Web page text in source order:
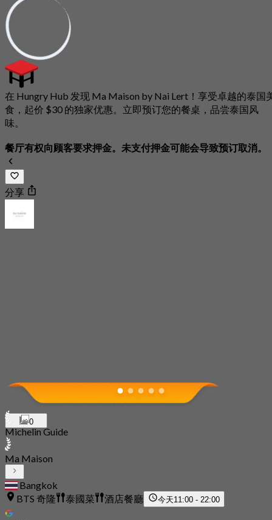
在 Hungry Hub 发现 Ma Maison by Nai Lert！享受卓越的泰国
食，起价 $30 的独家优惠。立即预订您的餐桌，品尝泰国风
味。
餐厅有权向顾客要求押金。未支付押金可能会导致预订取消。
分享
0
Michelin Guide
Ma Maison
Bangkok
BTS 奇隆
泰國菜 酒店餐廳 今天11:00 - 22:00